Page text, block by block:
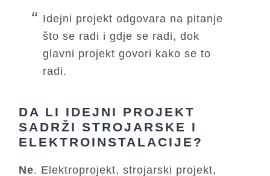
Idejni projekt odgovara na pitanje
što se radi i gdje se radi, dok
glavni projekt govori kako se to
radi.
DA LI IDEJNI PROJEKT
SADRŽI STROJARSKE I
ELEKTROINSTALACIJE?
Ne. Elektroprojekt, strojarski projekt,